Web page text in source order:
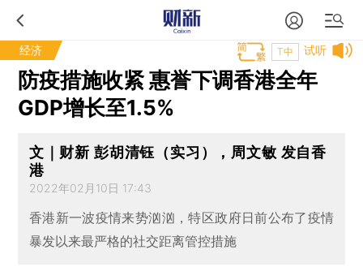
经济 试听
T中
防疫措施收紧 惠誉下调香港全年
GDP增长至1.5%
文｜财新 彭胡清钰（实习），周文敏 发自香
港
2022年02月10日 17:43
香港新一波疫情来势汹汹，特区政府日前公布了疫情
暴发以来最严格的社交距离管控措施